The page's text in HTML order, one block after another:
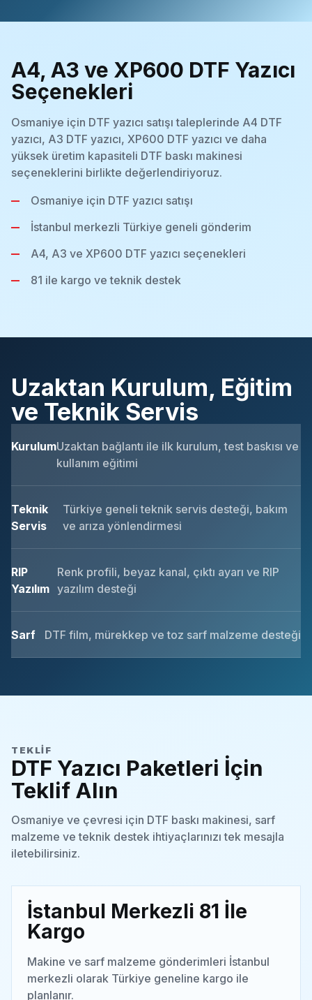
A4, A3 ve XP600 DTF Yazıcı
Seçenekleri
Osmaniye için DTF yazıcı satışı taleplerinde A4 DTF
yazıcı, A3 DTF yazıcı, XP600 DTF yazıcı ve daha
yüksek üretim kapasiteli DTF baskı makinesi
seçeneklerini birlikte değerlendiriyoruz.
Osmaniye için DTF yazıcı satışı
İstanbul merkezli Türkiye geneli gönderim
A4, A3 ve XP600 DTF yazıcı seçenekleri
81 ile kargo ve teknik destek
Uzaktan Kurulum, Eğitim
ve Teknik Servis
KurulumUzaktan bağlantı ile ilk kurulum, test baskısı ve
kullanım eğitimi
Teknik
Servis
Türkiye geneli teknik servis desteği, bakım
ve arıza yönlendirmesi
RIP
Yazılım
Renk profili, beyaz kanal, çıktı ayarı ve RIP
yazılım desteği
Sarf DTF film, mürekkep ve toz sarf malzeme desteği
TEKLIF
DTF Yazıcı Paketleri İçin
Teklif Alın
Osmaniye ve çevresi için DTF baskı makinesi, sarf
malzeme ve teknik destek ihtiyaçlarınızı tek mesajla
iletebilirsiniz.
İstanbul Merkezli 81 İle
Kargo
Makine ve sarf malzeme gönderimleri İstanbul
merkezli olarak Türkiye geneline kargo ile
planlanır.